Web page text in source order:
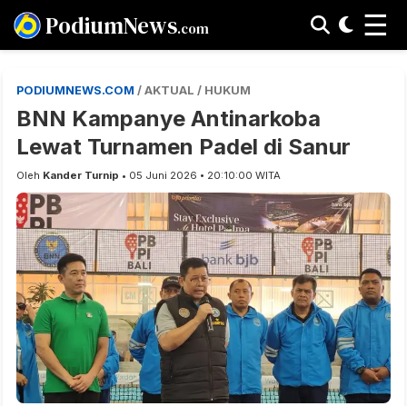
PodiumNews.com ☰
PODIUMNEWS.COM / AKTUAL / HUKUM
BNN Kampanye Antinarkoba
Lewat Turnamen Padel di Sanur
Oleh Kander Turnip • 05 Juni 2026 • 20:10:00 WITA